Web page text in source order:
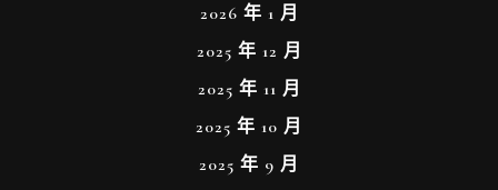
2026 年 1 月
2025 年 12 月
2025 年 11 月
2025 年 10 月
2025 年 9 月